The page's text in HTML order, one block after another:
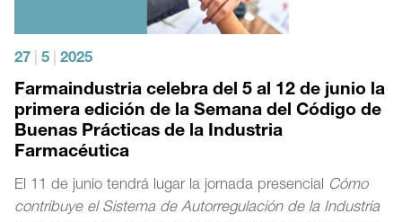
27 5 2025
Farmaindustria celebra del 5 al 12 de junio la
primera edición de la Semana del Código de
Buenas Prácticas de la Industria
Farmacéutica
El 11 de junio tendrá lugar la jornada presencial Cómo
contribuye el Sistema de Autorregulación de la Industria